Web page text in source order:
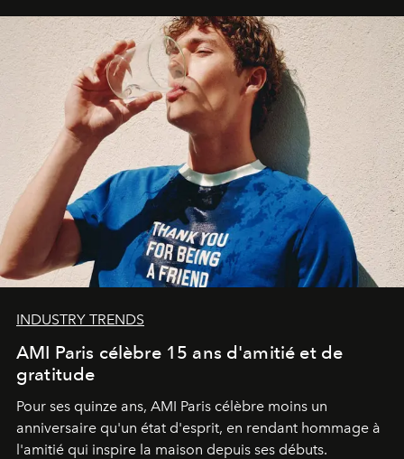
INDUSTRY TRENDS
AMI Paris célèbre 15 ans d'amitié et de
gratitude
Pour ses quinze ans, AMI Paris célèbre moins un
anniversaire qu'un état d'esprit, en rendant hommage à
l'amitié qui inspire la maison depuis ses débuts.